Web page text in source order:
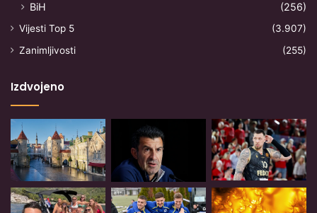
BiH (256)
Vijesti Top 5
(3.907)
Zanimljivosti
(255)
Izdvojeno